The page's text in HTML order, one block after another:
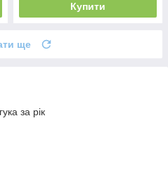
Купити
ще
за рік